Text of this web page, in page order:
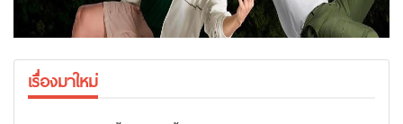
เรื่องมาใหม่